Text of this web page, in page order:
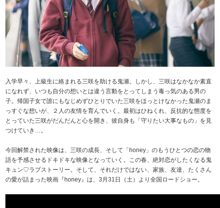
入学早々、上級生に絡まれる三咲を助ける鬼瀬。しかし、三咲はなかなか素直
になれず、いつも自分の想いとは違う言動をとってしまう毒っ気のある男の
子。帰国子女で誰にもなじめずひとりでいた三咲をほっとけなかった鬼瀬のま
っすぐな想いが、２人の友情を育んでいく。最初はひねくれ、反抗的な態度を
とっていた三咲がだんだんと心を開き、彼自身も「守りたい大事なもの」を見
つけていき…。
今回解禁された映像は、三咲の成長、そして「honey」のもうひとつの恋の物
語を予感させるドキドキな映像となっていく。この春、絶対恋がしたくなる鬼
キュン♡ラブストーリー。そして、それだけではない、家族、友達、たくさん
の愛が詰まった映画『honey』は、3月31日（土）より全国ロードショー。